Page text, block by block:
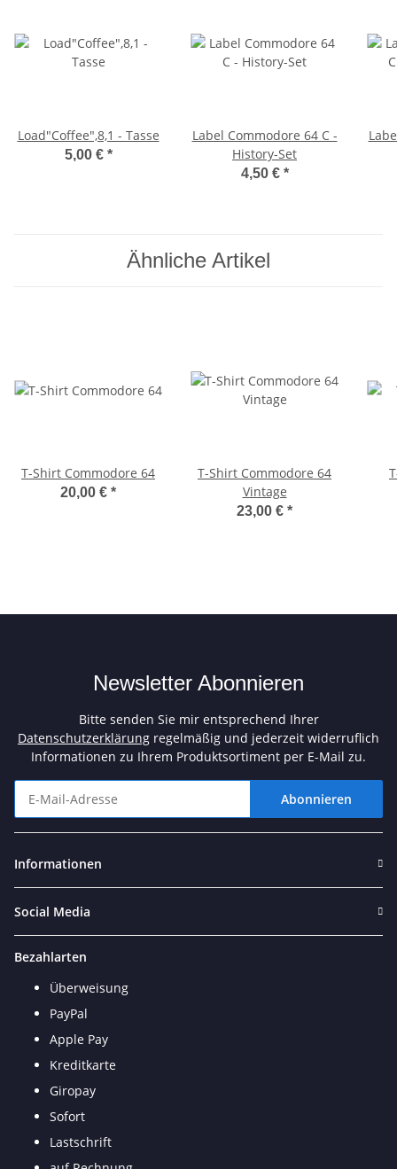
Load"Coffee",8,1 - Tasse
5,00 € *
Label Commodore 64 C -
History-Set
4,50 € *
Ähnliche Artikel
T-Shirt Commodore 64
20,00 € *
T-Shirt Commodore 64
Vintage
23,00 € *
Newsletter Abonnieren
Bitte senden Sie mir entsprechend Ihrer
Datenschutzerklärung regelmäßig und jederzeit widerruflich
Informationen zu Ihrem Produktsortiment per E-Mail zu.
Abonnieren
Informationen
Social Media
Bezahlarten
Überweisung
PayPal
Apple Pay
Kreditkarte
Giropay
Sofort
Lastschrift